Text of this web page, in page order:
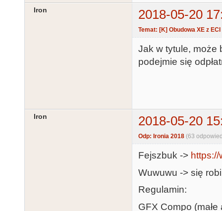
Iron 2018-05-20
Temat: [K] Obudowa XE z ECI
Jak w tytule, może
podejmie się
Iron 2018-05-20
Odp: Ironia 2018 (63
Fejszbuk ->
Wuwuwu -> się
Regulamin:
GFX Compo (małe